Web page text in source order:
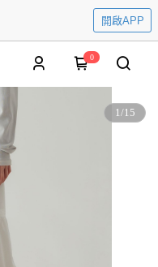
開啟APP
0
1/15